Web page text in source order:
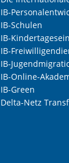
IB-
IB-Schulen
IB-
IB-
IB-
IB-Online-
IB-Green
Delta-Netz